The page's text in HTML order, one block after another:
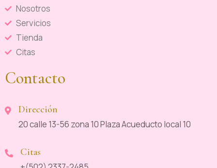
Nosotros
Servicios
Tienda
Citas
Contacto
Dirección
20 calle 13-56 zona 10 Plaza Acueducto local 10
Citas